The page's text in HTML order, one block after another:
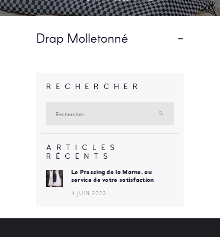
Drap Molletonné -
RECHERCHER
ARTICLES
RÉCENTS
Le Pressing de la Marne, au
service de votre satisfaction
4 JUIN 2023